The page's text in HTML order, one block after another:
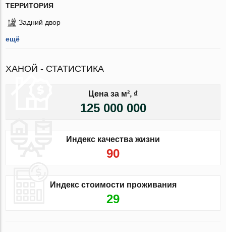
ТЕРРИТОРИЯ
Задний двор
ещё
ХАНОЙ - СТАТИСТИКА
Цена за м², ₫
125 000 000
Индекс качества жизни
90
Индекс стоимости проживания
29